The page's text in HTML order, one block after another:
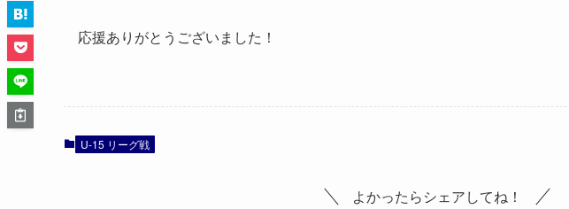
応援ありがとうございました！
U-15 リーグ戦
よかったらシェアしてね！